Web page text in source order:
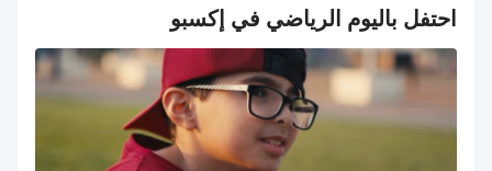
احتفل باليوم الرياضي في إكسبو